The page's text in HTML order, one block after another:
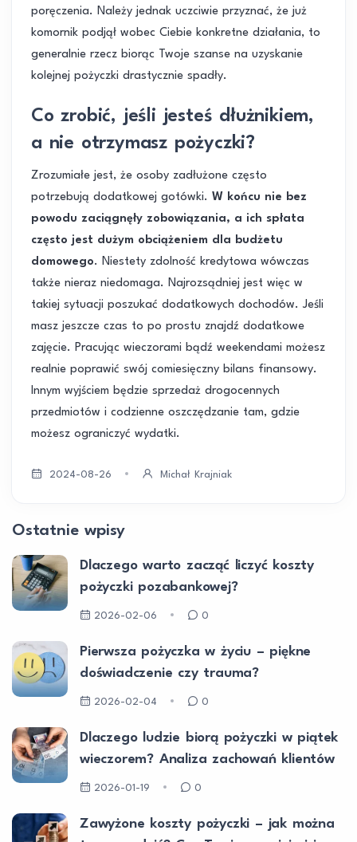
poręczenia. Należy jednak uczciwie przyznać, że już
komornik podjął wobec Ciebie konkretne działania, to
generalnie rzecz biorąc Twoje szanse na uzyskanie
kolejnej pożyczki drastycznie spadły.
Co zrobić, jeśli jesteś dłużnikiem,
a nie otrzymasz pożyczki?
Zrozumiałe jest, że osoby zadłużone często
potrzebują dodatkowej gotówki. W końcu nie bez
powodu zaciągnęły zobowiązania, a ich spłata
często jest dużym obciążeniem dla budżetu
domowego. Niestety zdolność kredytowa wówczas
także nieraz niedomaga. Najrozsądniej jest więc w
takiej sytuacji poszukać dodatkowych dochodów. Jeśli
masz jeszcze czas to po prostu znajdź dodatkowe
zajęcie. Pracując wieczorami bądź weekendami możesz
realnie poprawić swój comiesięczny bilans finansowy.
Innym wyjściem będzie sprzedaż drogocennych
przedmiotów i codzienne oszczędzanie tam, gdzie
możesz ograniczyć wydatki.
2024-08-26 Michał Krajniak
Ostatnie wpisy
Dlaczego warto zacząć liczyć koszty
pożyczki pozabankowej?
2026-02-06 0
Pierwsza pożyczka w życiu – piękne
doświadczenie czy trauma?
2026-02-04 0
Dlaczego ludzie biorą pożyczki w piątek
wieczorem? Analiza zachowań klientów
2026-01-19 0
Zawyżone koszty pożyczki – jak można